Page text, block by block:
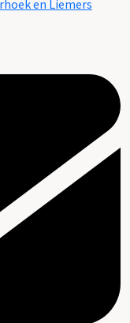
en Liemers